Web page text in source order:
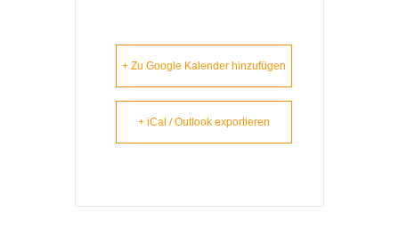
+ Zu Google Kalender hinzufügen
+ iCal / Outlook exportieren